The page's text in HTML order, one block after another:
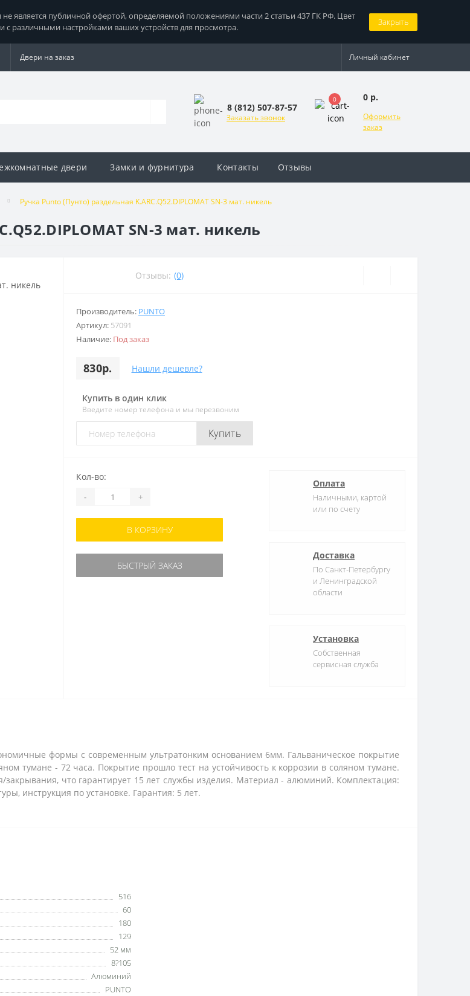
является публичной офертой, определяемой положениями части 2 статьи 437 ГК РФ. Цвет
с различными настройками ваших устройств для просмотра.
Закрыть
Двери на заказ Личный кабинет
8 (812) 507-87-57
Заказать звонок
0 0 р.
Оформить
заказ
двери Замки и фурнитура Контакты Отзывы
Ручка Punto (Пунто) раздельная K.ARC.Q52.DIPLOMAT SN-3 мат. никель
SN-3 мат. никель
Отзывы: (0)
Производитель: PUNTO
Артикул: 57091
Наличие: Под заказ
830р. Нашли дешевле?
Купить в один клик
Введите номер телефона и мы перезвоним
Купить
Кол-во:
- +
В КОРЗИНУ
БЫСТРЫЙ ЗАКАЗ
Оплата
Наличными, картой
или по счету
Доставка
По Санкт-Петербургу
и Ленинградской
области
Установка
Собственная
сервисная служба
формы c современным ультратонким основанием 6мм. Гальваническое покрытие
тумане - 72 часа. Покрытие прошло тест на устойчивость к коррозии в соляном тумане.
что гарантирует 15 лет службы изделия. Материал - алюминий. Комплектация:
инструкция по установке. Гарантия: 5 лет.
516
60
180
129
52 мм
8?105
Алюминий
PUNTO